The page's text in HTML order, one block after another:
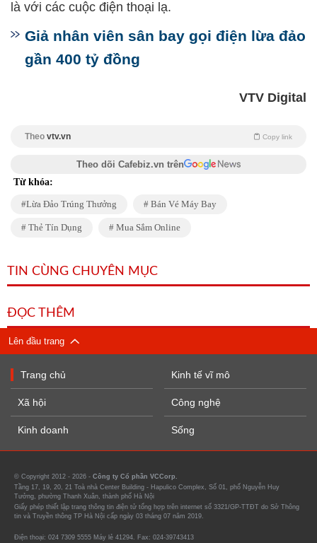
là với các cuộc điện thoại lạ.
Giả nhân viên sân bay gọi điện lừa đảo
gần 400 tỷ đồng
VTV Digital
Theo vtv.vn Copy link
Theo dõi Cafebiz.vn trên
Từ khóa:
Lừa Đảo Trúng Thưởng Bán Vé Máy Bay
Thẻ Tín Dụng Mua Sắm Online
TIN CÙNG CHUYÊN MỤC
ĐỌC THÊM
Lên đầu trang
Trang chủ
Xã hội
Kinh doanh
Kinh tế vĩ mô
Công nghệ
Sống
© Copyright 2012 - 2026 - Công ty Cổ phần VCCorp.
Tầng 17, 19, 20, 21 Toà nhà Center Building - Hapulico Complex, Số 01, phố Nguyễn Huy
Tưởng, phường Thanh Xuân, thành phố Hà Nội
Giấy phép thiết lập trang thông tin điện tử tổng hợp trên internet số 3321/GP-TTĐT do Sở Thông
tin và Truyền thông TP Hà Nội cấp ngày 03 tháng 07 năm 2019.
Điện thoại: 024 7309 5555 Máy lẻ 41294. Fax: 024-39743413